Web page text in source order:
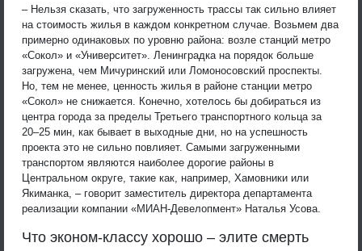
– Нельзя сказать, что загруженность трассы так сильно влияет
на стоимость жилья в каждом конкретном случае. Возьмем два
примерно одинаковых по уровню района: возле станций метро
«Сокол» и «Университет». Ленинградка на порядок больше
загружена, чем Мичуринский или Ломоносовский проспекты.
Но, тем не менее, ценность жилья в районе станции метро
«Сокол» не снижается. Конечно, хотелось бы добираться из
центра города за пределы Третьего транспортного кольца за
20–25 мин, как бывает в выходные дни, но на успешность
проекта это не сильно повлияет. Самыми загруженными
транспортом являются наиболее дорогие районы в
Центральном округе, такие как, например, Хамовники или
Якиманка, – говорит заместитель директора департамента
реализации компании «МИАН-Девелопмент» Наталья Усова.
Что эконом-классу хорошо – элите смерть